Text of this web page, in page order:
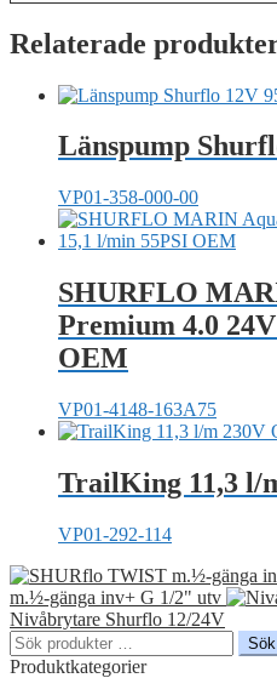
Relaterade
Länspump
VP01-358-000-00
SHURFLO
Premium 4.0
OEM
VP01-4148-163A75
TrailKing 11,3 l/
VP01-292-114
m.½-gänga inv+ G 1/2" utv
Nivåbrytare Shurflo 12/24V
Sök
efter:
Sök
Produktkategorier